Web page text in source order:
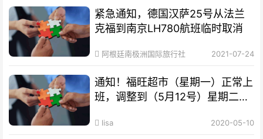
紧急通知，德国汉萨25号从法兰
克福到南京LH780航班临时取消
阿根廷南极洲国际旅行社 2021-07-24
通知！福旺超市（星期一）正常上
班，调整到（5月12号）星期二公
lisa 2020-05-10